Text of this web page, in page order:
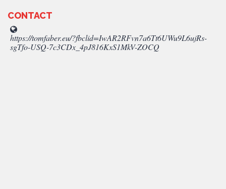
CONTACT
https://tomfaber.eu/?fbclid=IwAR2RFvn7a6Tt6UWu9L6ujRs-
sgTfo-USQ-7c3CDx_4pJ816KxS1MkV-ZOCQ